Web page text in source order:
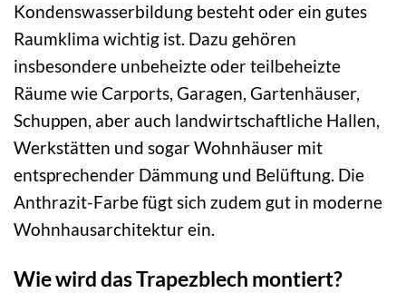
Kondenswasserbildung besteht oder ein gutes
Raumklima wichtig ist. Dazu gehören
insbesondere unbeheizte oder teilbeheizte
Räume wie Carports, Garagen, Gartenhäuser,
Schuppen, aber auch landwirtschaftliche Hallen,
Werkstätten und sogar Wohnhäuser mit
entsprechender Dämmung und Belüftung. Die
Anthrazit-Farbe fügt sich zudem gut in moderne
Wohnhausarchitektur ein.
Wie wird das Trapezblech montiert?